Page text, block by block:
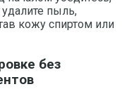
удалите пыль,
кожу спиртом или
без